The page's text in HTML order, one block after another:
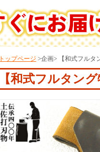
トップページ >企画> 【和式フル
【和式フルタン